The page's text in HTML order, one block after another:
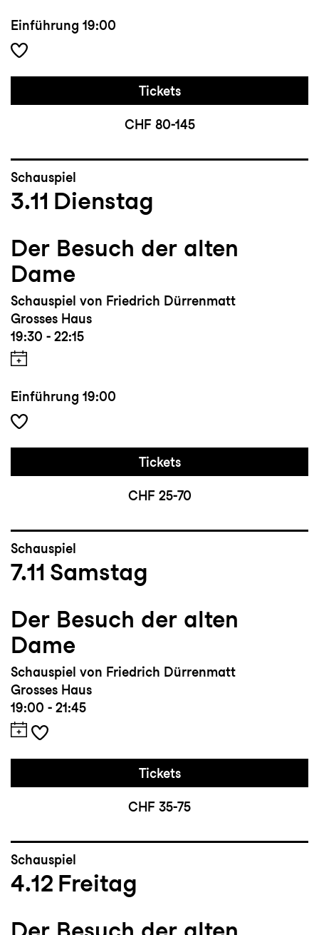
Einführung 19:00
Tickets
CHF 80-145
Schauspiel
3.11 Dienstag
Der Besuch der alten
Dame
Schauspiel von Friedrich Dürrenmatt
Grosses Haus
19:30 - 22:15
Einführung 19:00
Tickets
CHF 25-70
Schauspiel
7.11 Samstag
Der Besuch der alten
Dame
Schauspiel von Friedrich Dürrenmatt
Grosses Haus
19:00 - 21:45
Tickets
CHF 35-75
Schauspiel
4.12 Freitag